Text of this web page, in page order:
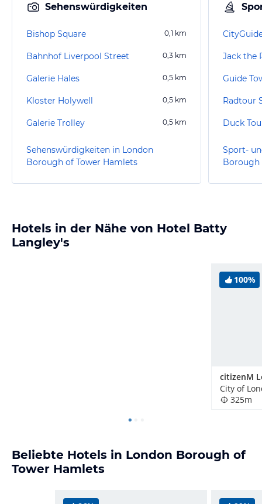
Sehenswürdigkeiten
Bishop Square 0,1 km
Bahnhof Liverpool Street 0,3 km
Galerie Hales 0,5 km
Kloster Holywell 0,5 km
Galerie Trolley 0,5 km
Sehenswürdigkeiten in London
Borough of Tower Hamlets
Jack the
Guide
Duck
Sport-
Borough
Hotels in der Nähe von Hotel Batty
Langley's
100%
City of
325m
Beliebte Hotels in London Borough of
Tower Hamlets